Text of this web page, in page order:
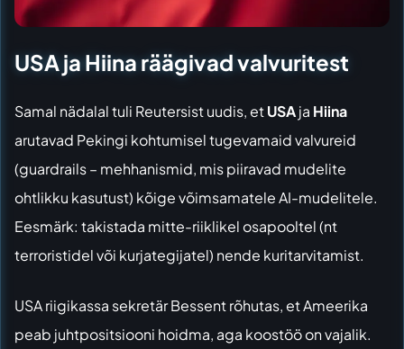
USA ja Hiina räägivad valvuritest
Samal nädalal tuli Reutersist uudis, etUSAja Hiina
arutavad Pekingi kohtumisel tugevamaid valvureid
(guardrails – mehhanismid, mis piiravad mudelite
ohtlikku kasutust) kõige võimsamatele AI-mudelitele.
Eesmärk: takistada mitte-riiklikel osapooltel (nt
terroristidel või kurjategijatel) nende kuritarvitamist.
USA riigikassa sekretär Bessent rõhutas, et Ameerika
peab juhtpositsiooni hoidma, aga koostöö on vajalik.